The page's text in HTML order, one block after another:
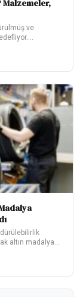
ve
altın madalya…